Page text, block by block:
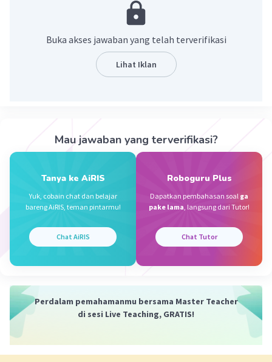
21 Desember 2023 05:40
Gambarnya mana
Buka akses jawaban yang telah terverifikasi
Lihat Iklan
Mau jawaban yang terverifikasi?
Tanya ke AiRIS
Yuk, cobain chat dan belajar
bareng AiRIS, teman pintarmu!
Chat AiRIS
Roboguru Plus
Dapatkan pembahasan soal ga
pake lama, langsung dari Tutor!
Chat Tutor
Perdalam pemahamanmu bersama Master Teacher
di sesi Live Teaching, GRATIS!